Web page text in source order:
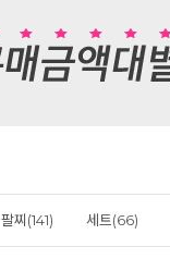
팔찌(141) 세트(66)